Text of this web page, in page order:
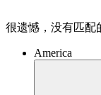
很遗憾，没有匹配
America